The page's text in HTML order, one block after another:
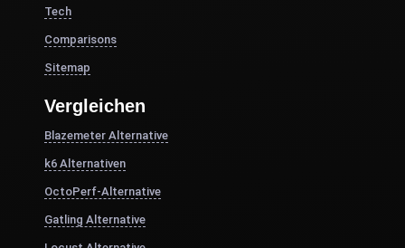
Tech
Comparisons
Sitemap
Vergleichen
Blazemeter Alternative
k6 Alternativen
OctoPerf-Alternative
Gatling Alternative